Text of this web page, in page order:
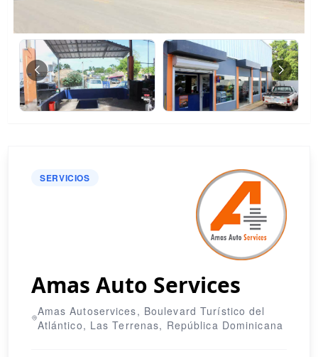
Contacto
SERVICIOS
Amas Auto Services
Amas Autoservices, Boulevard Turístico del
Atlántico, Las Terrenas, República Dominicana